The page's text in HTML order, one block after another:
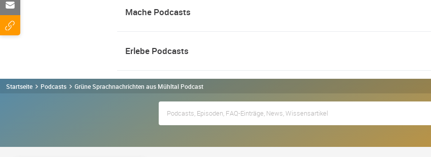
Mache Podcasts
Erlebe Podcasts
Startseite Podcasts Grüne Sprachnachrichten aus Mühltal Podcast